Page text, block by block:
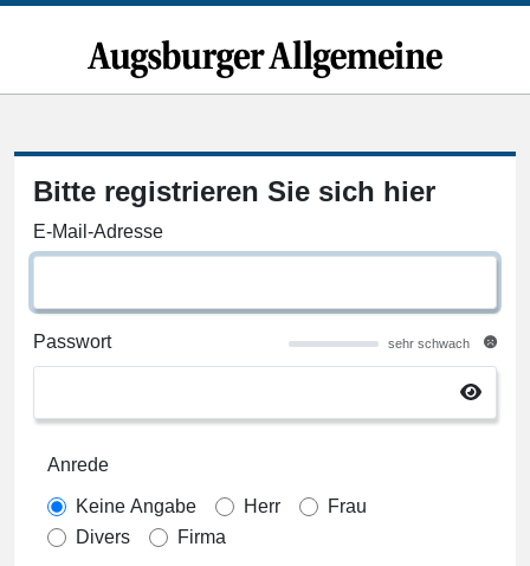
Bitte registrieren Sie sich hier
E-Mail-Adresse
Passwort sehr schwach
Anrede
Keine Angabe Herr
Frau
Divers
Firma